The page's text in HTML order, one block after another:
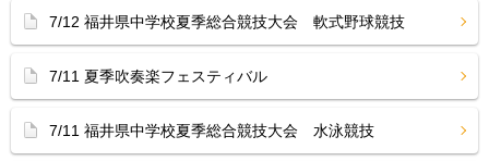
7/12 福井県中学校夏季総合競技大会 軟式野球競技
7/11 夏季吹奏楽フェスティバル
7/11 福井県中学校夏季総合競技大会 水泳競技